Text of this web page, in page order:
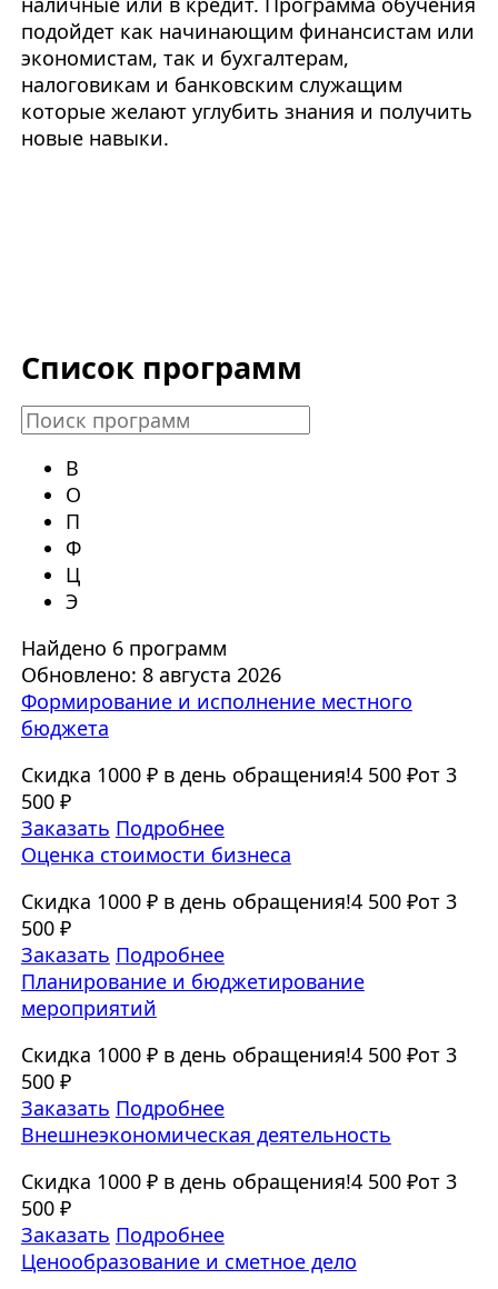
подойдет как начинающим финансистам или
экономистам, так и бухгалтерам,
налоговикам и банковским служащим
которые желают углубить знания и получить
новые навыки.
Список программ
В
О
П
Ф
Ц
Э
Найдено 6 программ
Обновлено: 8 августа 2026
Формирование и исполнение местного
бюджета
Скидка 1000 ₽ в день обращения!4 500 ₽от 3
500 ₽
Заказать Подробнее
Оценка стоимости бизнеса
Скидка 1000 ₽ в день обращения!4 500 ₽от 3
500 ₽
Заказать Подробнее
Планирование и бюджетирование
мероприятий
Скидка 1000 ₽ в день обращения!4 500 ₽от 3
500 ₽
Заказать Подробнее
Внешнеэкономическая деятельность
Скидка 1000 ₽ в день обращения!4 500 ₽от 3
500 ₽
Заказать Подробнее
Ценообразование и сметное дело